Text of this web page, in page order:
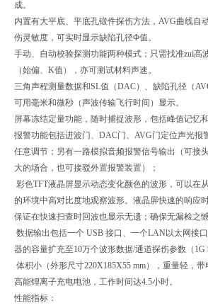
成。
内置有大平底、平底孔锻件探伤方法，AVG曲线自
伤灵敏度，可实时显示缺陷孔径Φ值。
手动、自动校验探测功能两种模式；只需找准zui高
（始偏、K值），亦可测试材料声速。
三角声程测量数据和SL值（DAC）、缺陷孔径（
可用毫米和微秒（声波传输飞行时间）显示。
屏幕冻结定量功能，随时捕捉波形，包括峰值记忆和
报警功能包括进波门、DAC门、AVG门定位声光报
任意调节；另有一路模拟音频报警信号输出（可接
大的场合，也可接驳外置报警装置）；
彩色TFT液晶屏显示动态变化颜色的波形，可以在
的环境中高对比度地观察波形。液晶屏快速的响应
保证在快速扫查时回波也显示无遗；确保无漏检之
数据输出包括一个 USB 接口、一个LAN以太网接
器的容量扩充至10万个波形数据/通道探伤参数（1G
体积小（外形尺寸220X185X55 mm），重量轻，
高能锂离子充电电池，工作时间达4.5小时。
性能指标：